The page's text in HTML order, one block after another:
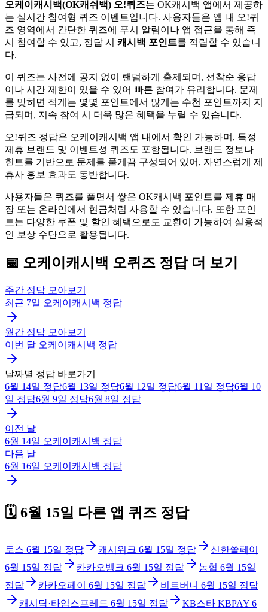
오케이캐시백(OK캐쉬백) 오!퀴즈는 OK캐시백 앱에서 제공하
는 실시간 참여형 퀴즈 이벤트입니다. 사용자들은 앱 내 오!퀴
즈 영역에서 간단한 퀴즈에 푸시 알림이나 앱 접근을 통해 즉
시 참여할 수 있고, 정답 시 캐시백 포인트를 적립할 수 있습니
다.
이 퀴즈는 사전에 공지 없이 랜덤하게 출제되며, 선착순 응답
이나 시간 제한이 있을 수 있어 빠른 참여가 유리합니다. 문제
를 맞히면 적게는 몇몇 포인트에서 많게는 수천 포인트까지 지
급되며, 지속 참여 시 더욱 많은 혜택을 누릴 수 있습니다.
오!퀴즈 정답은 오케이캐시백 앱 내에서 확인 가능하며, 특정
제휴 브랜드 및 이벤트성 퀴즈도 포함됩니다. 브랜드 정보나
힌트를 기반으로 문제를 풀게끔 구성되어 있어, 자연스럽게 제
휴사 홍보 효과도 동반합니다.
사용자들은 퀴즈를 풀면서 쌓은 OK캐시백 포인트를 제휴 매
장 또는 온라인에서 현금처럼 사용할 수 있습니다. 또한 포인
트는 다양한 쿠폰 및 할인 혜택으로도 교환이 가능하여 실용적
인 보상 수단으로 활용됩니다.
📅 오케이캐시백 오퀴즈 정답 더 보기
주간 정답 모아보기
최근 7일 오케이캐시백 정답
월간 정답 모아보기
이번 달 오케이캐시백 정답
날짜별 정답 바로가기
6월 14일 정답6월 13일 정답6월 12일 정답6월 11일 정답6월 10
일 정답6월 9일 정답6월 8일 정답
이전 날
6월 14일 오케이캐시백 정답
다음 날
6월 16일 오케이캐시백 정답
🗓️ 6월 15일 다른 앱 퀴즈 정답
토스 6월 15일 정답 캐시워크 6월 15일 정답
신한쏠페이
6월 15일 정답 카카오뱅크 6월 15일 정답 농협 6월 15일
정답
카카오페이 6월 15일 정답 비트버니 6월 15일 정답
캐시닥·타임스프레드 6월 15일 정답 KB스타 KBPAY 6